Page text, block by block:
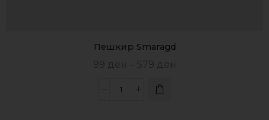
Пешкир Smaragd
99 ден 579 ден